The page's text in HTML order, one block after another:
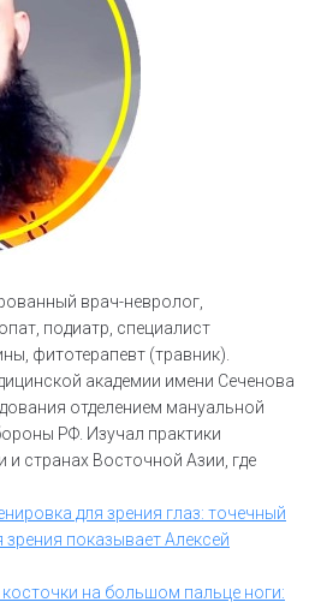
врач-невролог,
подиатр, специалист
фитотерапевт (травник).
академии имени Сеченова
отделением мануальной
РФ. Изучал практики
странах Восточной Азии, где
для зрения глаз: точечный
показывает Алексей
косточки на большом пальце ноги: